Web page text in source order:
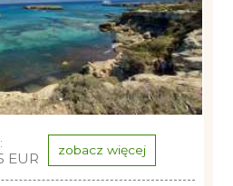
EUR zobacz więcej